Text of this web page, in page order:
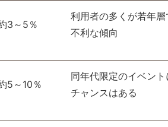
3～5％
利用者の多くが若年
不利な傾向
5～10％
同年代限定のイベン
チャンスはある